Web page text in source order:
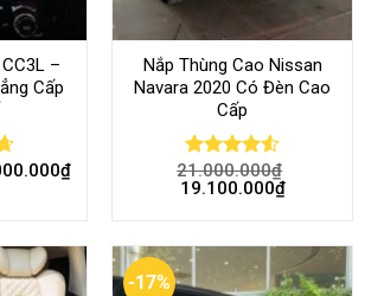
–
Cấp
₫
Nắp Thùng Cao Nissan
Navara 2020 Có Đèn Cao
Cấp
Rated4.52
out of 5
21.000.000₫
19.100.000₫
-17%